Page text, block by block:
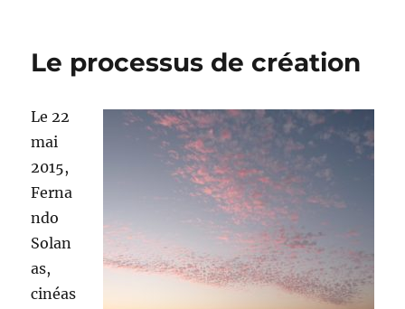
Le processus de création
Le 22
mai
2015,
Ferna
ndo
Solan
as,
cinéas